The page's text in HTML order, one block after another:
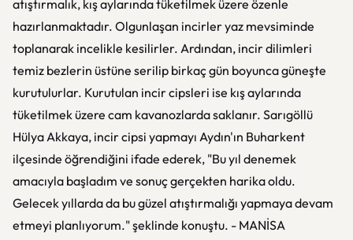
atıştırmalık, kış aylarında tüketilmek üzere özenle
hazırlanmaktadır. Olgunlaşan incirler yaz mevsiminde
toplanarak incelikle kesilirler. Ardından, incir dilimleri
temiz bezlerin üstüne serilip birkaç gün boyunca güneşte
kurutulurlar. Kurutulan incir cipsleri ise kış aylarında
tüketilmek üzere cam kavanozlarda saklanır. Sarıgöllü
Hülya Akkaya, incir cipsi yapmayı Aydın'ın Buharkent
ilçesinde öğrendiğini ifade ederek, "Bu yıl denemek
amacıyla başladım ve sonuç gerçekten harika oldu.
Gelecek yıllarda da bu güzel atıştırmalığı yapmaya devam
etmeyi planlıyorum." şeklinde konuştu. - MANİSA